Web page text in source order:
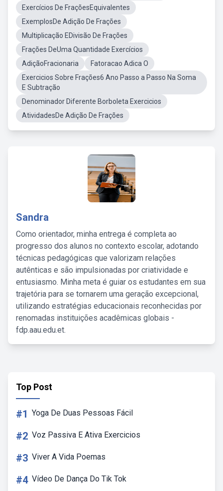
Exercícios De FraçõesEquivalentes
ExemplosDe Adição De Frações
Multiplicação EDivisão De Frações
Frações DeUma Quantidade Exercícios
AdiçãoFracionaria
Fatoracao Adica O
Exercicios Sobre Frações6 Ano Passo a Passo Na Soma
E Subtração
Denominador Diferente Borboleta Exercicios
AtividadesDe Adição De Frações
Sandra
Como orientador, minha entrega é completa ao
progresso dos alunos no contexto escolar, adotando
técnicas pedagógicas que valorizam relações
autênticas e são impulsionadas por criatividade e
entusiasmo. Minha meta é guiar os estudantes em sua
trajetória para se tornarem uma geração excepcional,
utilizando estratégias educacionais reconhecidas por
renomadas instituições acadêmicas globais -
fdp.aau.edu.et.
Top Post
#1 Yoga De Duas Pessoas Fácil
#2 Voz Passiva E Ativa Exercicios
#3 Viver A Vida Poemas
#4 Vídeo De Dança Do Tik Tok